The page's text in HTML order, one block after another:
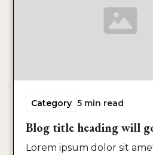
Category 5 min read
Blog title heading will
Lorem ipsum dolor sit